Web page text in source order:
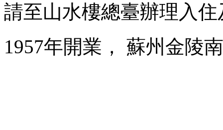
請至山水樓總臺辦理入
1957年開業， 蘇州金